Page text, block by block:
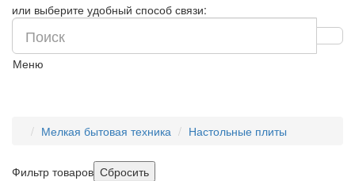
или выберите удобный способ связи:
Меню
Мелкая бытовая техника Настольные плиты
Фильтр товаров